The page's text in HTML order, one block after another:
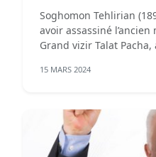
Soghomon Tehlirian
avoir assassiné
Grand vizir Talat
15 MARS 2024